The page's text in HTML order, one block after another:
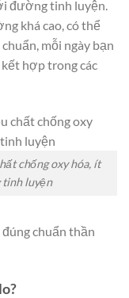
đường tinh luyện.
khá cao, có thể
mỗi ngày bạn
hợp trong các
chống oxy hóa, ít
tinh luyện
chuẩn thần